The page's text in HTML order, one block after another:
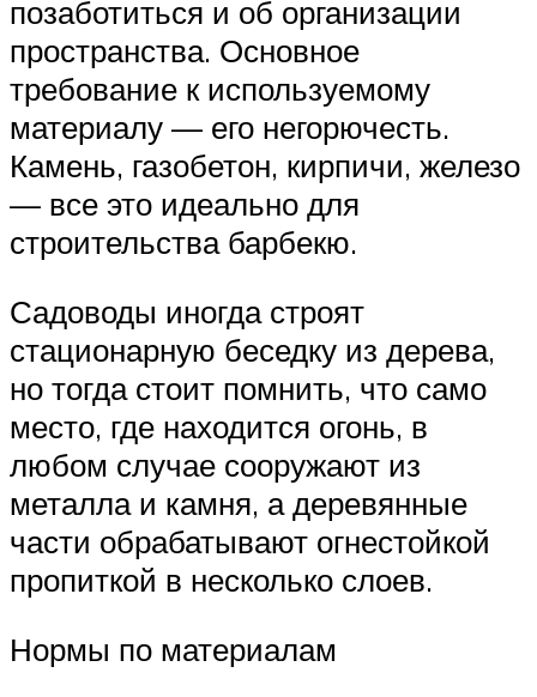
позаботиться и об организации
пространства. Основное
требование к используемому
материалу — его негорючесть.
Камень, газобетон, кирпичи, железо
— все это идеально для
строительства барбекю.
Садоводы иногда строят
стационарную беседку из дерева,
но тогда стоит помнить, что само
место, где находится огонь, в
любом случае сооружают из
металла и камня, а деревянные
части обрабатывают огнестойкой
пропиткой в несколько слоев.
Нормы по материалам